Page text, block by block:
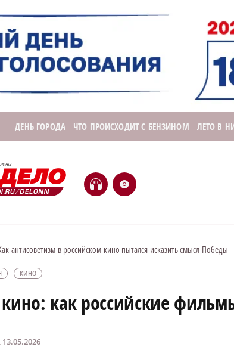
ДЕНЬ ГОРОДА ЧТО ПРОИСХОДИТ С БЕНЗИНОМ ЛЕТО В
H e
антисоветизм в российском кино пытался исказить смысл Победы
КИНО
как российские
13.05.2026